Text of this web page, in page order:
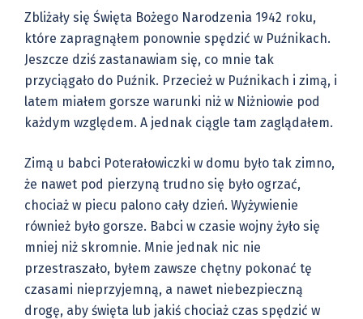
Zbliżały się Święta Bożego Narodzenia 1942 roku,
które zapragnąłem ponownie spędzić w Puźnikach.
Jeszcze dziś zastanawiam się, co mnie tak
przyciągało do Puźnik. Przecież w Puźnikach i zimą, i
latem miałem gorsze warunki niż w Niżniowie pod
każdym względem. A jednak ciągle tam zaglądałem.
Zimą u babci Poterałowiczki w domu było tak zimno,
że nawet pod pierzyną trudno się było ogrzać,
chociaż w piecu palono cały dzień. Wyżywienie
również było gorsze. Babci w czasie wojny żyło się
mniej niż skromnie. Mnie jednak nic nie
przestraszało, byłem zawsze chętny pokonać tę
czasami nieprzyjemną, a nawet niebezpieczną
drogę, aby święta lub jakiś chociaż czas spędzić w